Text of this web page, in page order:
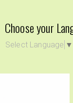
Choose your
Select Language ▼